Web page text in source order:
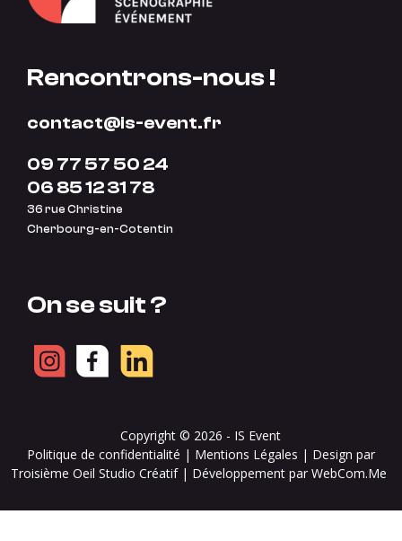
Rencontrons-nous !
contact@is-event.fr
09 77 57 50 24
06 85 12 31 78
36 rue Christine
Cherbourg-en-Cotentin
On se suit ?
Copyright © 2026 - IS Event
Politique de confidentialité | Mentions Légales | Design par
Troisième Oeil Studio Créatif | Développement par WebCom.Me